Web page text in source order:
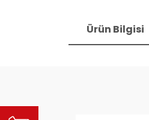
Ürün Bilgisi